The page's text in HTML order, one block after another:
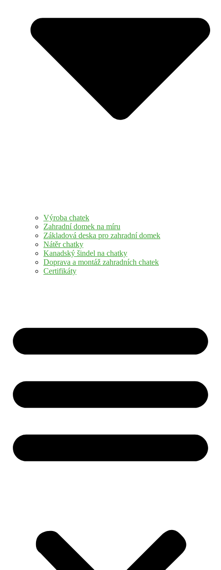
Výroba chatek
Zahradní domek na míru
Základová deska pro zahradní domek
Nátěr chatky
Kanadský šindel na chatky
Doprava a montáž zahradních chatek
Certifikáty